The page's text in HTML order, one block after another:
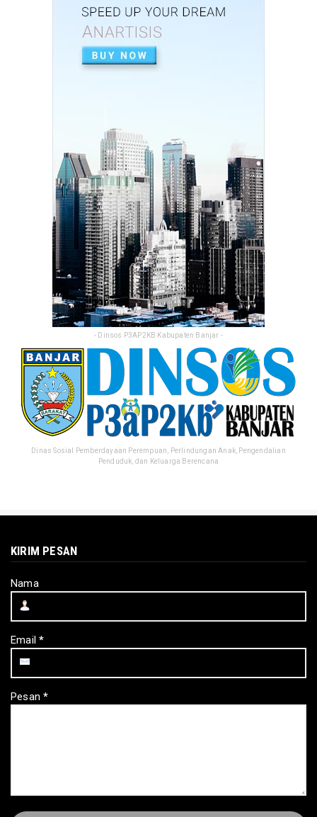
Feb 26, 2026
UNCATEGORIZED
Perkuat Sinergi, Pemkab Banjar Gelar Rakor
TP3S untuk Perta...
- Dinsos P3AP2KB Kabupaten Banjar -
Dinas Sosial Pemberdayaan Perempuan, Perlindungan Anak, Pengendalian
Penduduk, dan Keluarga Berencana
KIRIM PESAN
Nama
Email*
Pesan*